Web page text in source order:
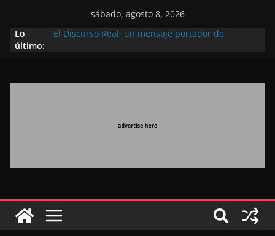
sábado, agosto 8, 2026
Lo
último:
El Discurso Real, un mensaje portador de
Extranjero: al servicio de los grandes proyectos de
Marruecos gracias a una visión estratégica
destinada a consolidar la posición de Marruecos
en una economía mundial competitiva (politólogo
marroquí-estadounidense)